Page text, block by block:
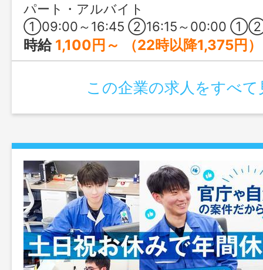
パート・アルバイト
①09:00～16:45 ②16:15～00:00 ①②の時間で月130時
時給 1,100円～ （22時以降1,375円）
この企業の求人をすべて